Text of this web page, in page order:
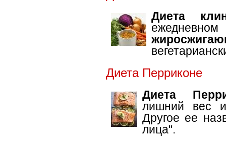
Диета
Диета Перриконе
Диета
лишний вес
Другое ее
лица".